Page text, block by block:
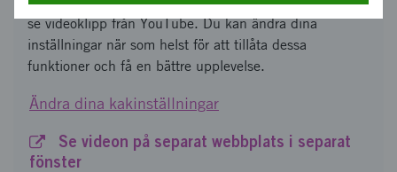
se videoklipp från YouTube. Du kan ändra dina
inställningar när som helst för att tillåta dessa
funktioner och få en bättre upplevelse.
Ändra dina kakinställningar
Se videon på separat webbplats i separat
fönster